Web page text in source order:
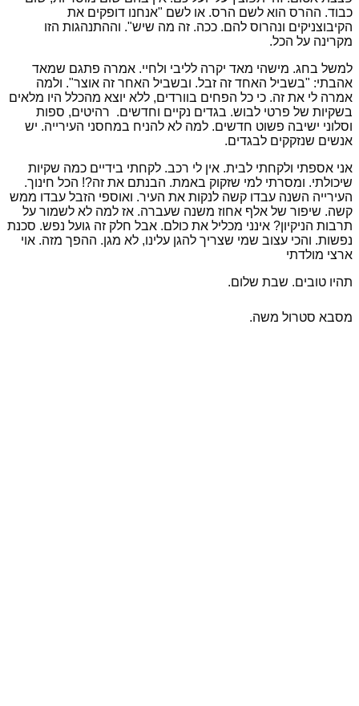
כבוד. ההרס הוא לשם הרס. או לשם "אנחנו דופקים את
הקיבוצניקים ונהרוס להם. ככה. זה מה שיש". וההתנהגות הזו
מקרינה על הכל.
למשל בחג. מישהי מאד יקרה לליבי ולחיי. אמרה פתגם שמאד
אהבתי: "בשביל האחד זה זבל. ובשביל האחר זה אוצר". ולמה
אמרה לי את זה. כי כל הפחים בוורדים, ללא יוצא מהכלל היו מלאים
בשקיות של פרטי לבוש. בגדים נקיים וחדשים. רהיטים, ספות
וסלוני ישיבה פשוט חדשים. למה לא להניח במחסני העירייה. יש
אנשים שנזקקים לבגדים.
אני אספתי ולקחתי לבית. אין לי רכב. לקחתי בידיים כמה שקיות
שיכולתי. ומסרתי למי שזקוק באמת. הבנתם את זה?! הכל חינוך.
העירייה השנה עבדו קשה לנקות את העיר. ואוספי הזבל עבדו ממש
קשה. שיפור של אלף אחוז משנה שעברה. אז למה לא לשמור על
תרבות הניקיון? אינני מכליל את כולם. אבל חלק זה גועל נפש. סכנת
נפשות. והכי עצוב שמי שצריך להגן עלינו, לא מגן. ההפך מזה. אוי
ארצי מולדתי
תהיו טובים. שבת שלום.
מסבא סטרול משה.